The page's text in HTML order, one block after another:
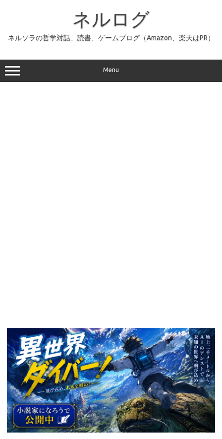
ッ
プ
ネルログ
ネルソラの哲学対話、読書、ゲームブログ（Amazon、楽天はPR）
Menu